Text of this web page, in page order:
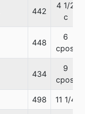
442
4 1/2
c
448
6
cpos.
434
9
cpos.
498 11 1/4